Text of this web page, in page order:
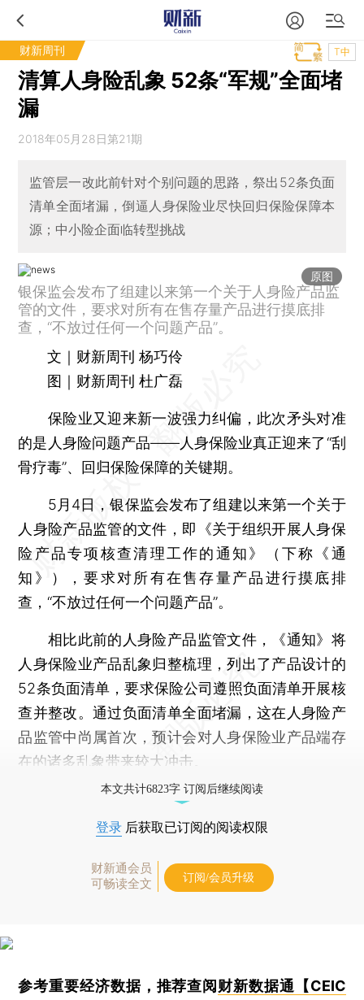
财新周刊 T中
清算人身险乱象 52条“军规”全面堵
漏
2018年05月28日第21期
监管层一改此前针对个别问题的思路，祭出52条负面
清单全面堵漏，倒逼人身保险业尽快回归保险保障本
源；中小险企面临转型挑战
原图
银保监会发布了组建以来第一个关于人身险产品监
管的文件，要求对所有在售存量产品进行摸底排
查，“不放过任何一个问题产品”。
文｜财新周刊 杨巧伶
图｜财新周刊 杜广磊
保险业又迎来新一波强力纠偏，此次矛头对准
的是人身险问题产品——人身保险业真正迎来了“刮
骨疗毒”、回归保险保障的关键期。
5月4日，银保监会发布了组建以来第一个关于
人身险产品监管的文件，即《关于组织开展人身保
险产品专项核查清理工作的通知》（下称《通
知》），要求对所有在售存量产品进行摸底排
查，“不放过任何一个问题产品”。
相比此前的人身险产品监管文件，《通知》将
人身保险业产品乱象归整梳理，列出了产品设计的
52条负面清单，要求保险公司遵照负面清单开展核
查并整改。通过负面清单全面堵漏，这在人身险产
品监管中尚属首次，预计会对人身保险业产品端存
在的诸多乱象带来较大冲击。
本文共计6823字 订阅后继续阅读
登录 后获取已订阅的阅读权限
财新通会员
可畅读全文
订阅/会员升级
参考重要经济数据，推荐查阅 财新数据通【CEIC